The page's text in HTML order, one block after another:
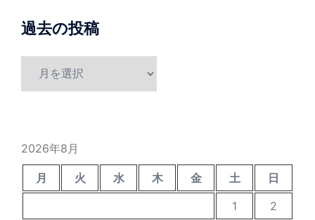
過去の投稿
2026年8月
月 火 水 木 金 土
日
1
2